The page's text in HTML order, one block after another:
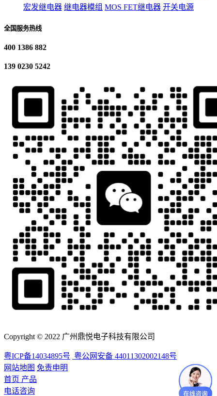
宏发继电器 继电器模组 MOS FET继电器 开关电源
全国服务热线
400 1386 882
139 0230 5242
Copyright © 2022 广州鼎悦电子科技有限公司
粤ICP备14034895号 粤公网安备 44011302002148号
网站地图 免责申明
首页 产品
电话咨询